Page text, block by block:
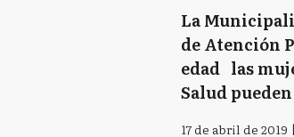
La
de Atención
edad las
Salud
17 de abril de 2019